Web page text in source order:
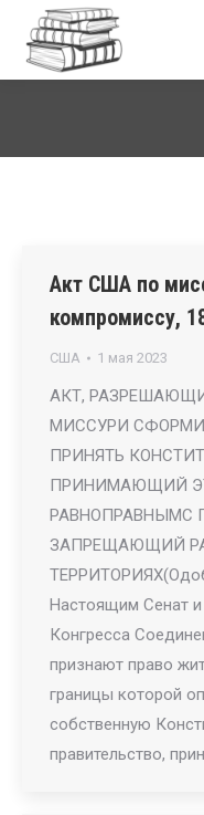
Акт США по
компромиссу,
США 1 мая 2023
АКТ,
МИССУРИ
ПРИНЯТЬ
ПРИНИМАЮЩИЙ
РАВНОПРАВНЫМС
ЗАПРЕЩАЮЩИЙ
Настоящим Сенат и
Конгресса
признают право
границы которой
собственную
правительство,